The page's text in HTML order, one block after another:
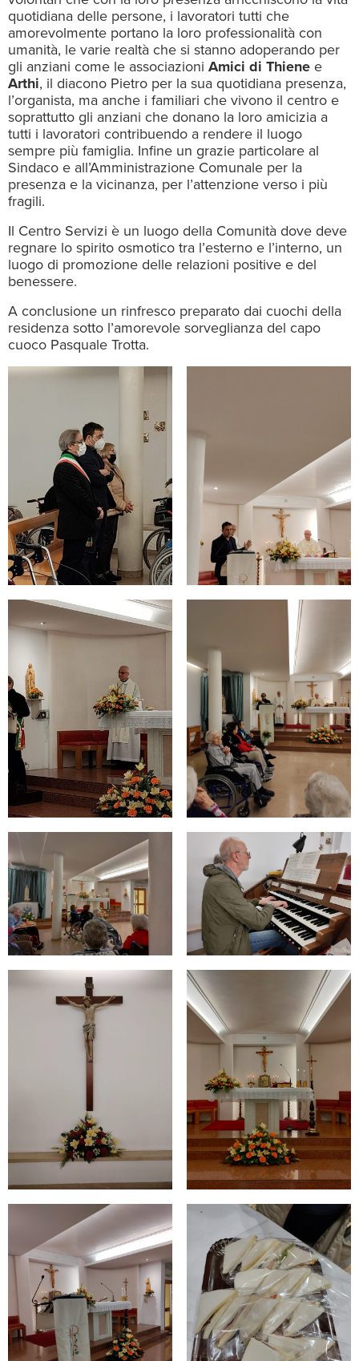
quotidiana delle persone, i lavoratori tutti che
amorevolmente portano la loro professionalità con
umanità, le varie realtà che si stanno adoperando per
gli anziani come le associazioni Amici di Thiene e
Arthi, il diacono Pietro per la sua quotidiana presenza,
l’organista, ma anche i familiari che vivono il centro e
soprattutto gli anziani che donano la loro amicizia a
tutti i lavoratori contribuendo a rendere il luogo
sempre più famiglia. Infine un grazie particolare al
Sindaco e all’Amministrazione Comunale per la
presenza e la vicinanza, per l’attenzione verso i più
fragili.
Il Centro Servizi è un luogo della Comunità dove deve
regnare lo spirito osmotico tra l’esterno e l’interno, un
luogo di promozione delle relazioni positive e del
benessere.
A conclusione un rinfresco preparato dai cuochi della
residenza sotto l’amorevole sorveglianza del capo
cuoco Pasquale Trotta.